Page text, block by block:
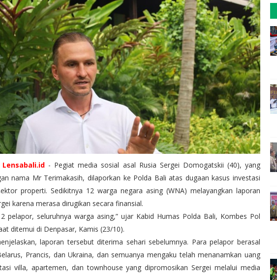
Lensabali.id - Pegiat media sosial asal Rusia Sergei Domogatskii (40), yang
nama Mr Terimakasih, dilaporkan ke Polda Bali atas dugaan kasus investasi
properti. Sedikitnya 12 warga negara asing (WNA) melayangkan laporan
karena merasa dirugikan secara finansial.
pelapor, seluruhnya warga asing,” ujar Kabid Humas Polda Bali, Kombes Pol
ditemui di Denpasar, Kamis (23/10).
laporan tersebut diterima sehari sebelumnya. Para pelapor berasal
Prancis, dan Ukraina, dan semuanya mengaku telah menanamkan uang
villa, apartemen, dan townhouse yang dipromosikan Sergei melalui media